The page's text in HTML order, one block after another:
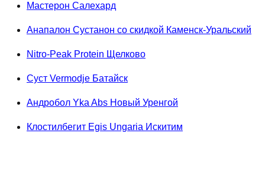
Мастерон Салехард
Анапалон Сустанон со скидкой Каменск-Уральский
Nitro-Peak Protein Щелково
Суст Vermodje Батайск
Андробол Yka Abs Новый Уренгой
Клостилбегит Egis Ungaria Искитим